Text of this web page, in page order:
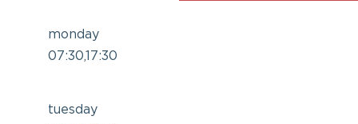
monday
07:30,17:30
tuesday